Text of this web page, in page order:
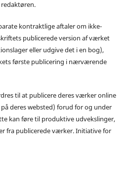
kontraktlige aftaler om ikke-
publicerede version af værket
eller udgive det i en bog),
første publicering i nærværende
til at publicere deres værker online
deres websted) forud for og under
kan føre til produktive udvekslinger,
fra publicerede værker. Initiative for